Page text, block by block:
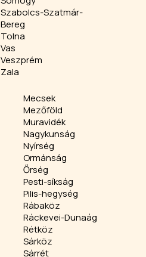
Szabolcs-Szatmár-
Bereg
Tolna
Vas
Veszprém
Zala
Mecsek
Mezőföld
Muravidék
Nagykunság
Nyírség
Ormánság
Őrség
Pesti-síkság
Pilis-hegység
Rábaköz
Ráckevei-Dunaág
Rétköz
Sárköz
Sárrét